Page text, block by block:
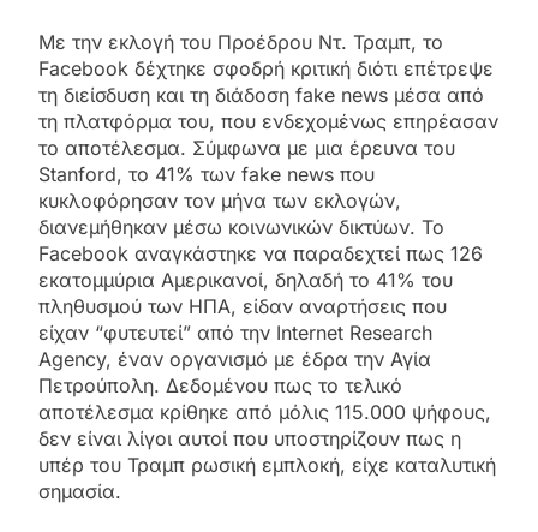
Με την εκλογή του Προέδρου Ντ. Τραμπ, το
Facebook δέχτηκε σφοδρή κριτική διότι επέτρεψε
τη διείσδυση και τη διάδοση fake news μέσα από
τη πλατφόρμα του, που ενδεχομένως επηρέασαν
το αποτέλεσμα. Σύμφωνα με μια έρευνα του
Stanford, το 41% των fake news που
κυκλοφόρησαν τον μήνα των εκλογών,
διανεμήθηκαν μέσω κοινωνικών δικτύων. Το
Facebook αναγκάστηκε να παραδεχτεί πως 126
εκατομμύρια Αμερικανοί, δηλαδή το 41% του
πληθυσμού των ΗΠΑ, είδαν αναρτήσεις που
είχαν “φυτευτεί” από την Internet Research
Agency, έναν οργανισμό με έδρα την Αγία
Πετρούπολη. Δεδομένου πως το τελικό
αποτέλεσμα κρίθηκε από μόλις 115.000 ψήφους,
δεν είναι λίγοι αυτοί που υποστηρίζουν πως η
υπέρ του Τραμπ ρωσική εμπλοκή, είχε καταλυτική
σημασία.